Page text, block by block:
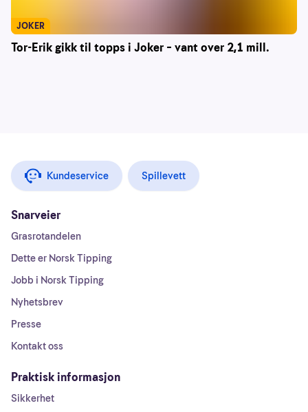
Tor-Erik gikk til topps i Joker – vant over 2,1 mill.
JOKER
Kundeservice Spillevett
Snarveier
Grasrotandelen
Dette er Norsk Tipping
Jobb i Norsk Tipping
Nyhetsbrev
Presse
Kontakt oss
Praktisk informasjon
Sikkerhet